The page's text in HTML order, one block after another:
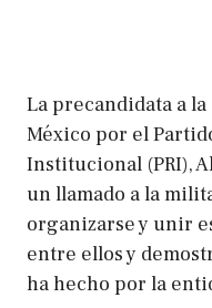
La precandidata a
México por el
Institucional (PRI),
un llamado a la
organizarse y unir
entre ellos y
ha hecho por la